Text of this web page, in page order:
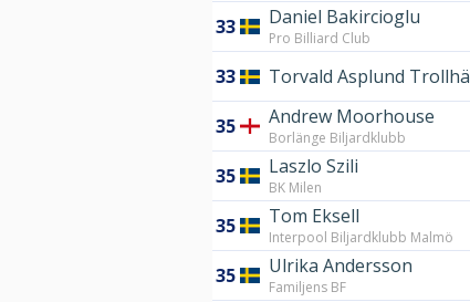
33 Daniel Bakircioglu
Pro Billiard Club
33 Torvald Asplund
35 Andrew Moorhouse
Borlänge Biljardklubb
35 Laszlo Szili
BK Milen
35 Tom Eksell
Interpool Biljardklubb Malmö
35 Ulrika Andersson
Familjens BF